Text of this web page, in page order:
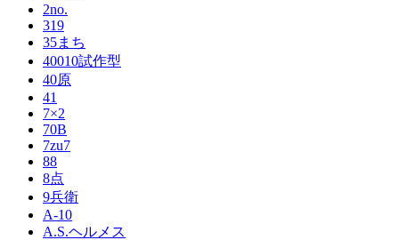
2no.
319
35まち
40010試作型
40原
41
7×2
70B
7zu7
88
8点
9兵衛
A-10
A.S.ヘルメス